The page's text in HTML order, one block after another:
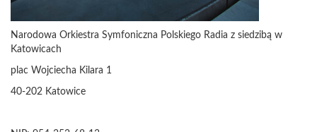
Narodowa Orkiestra Symfoniczna Polskiego Radia z siedzibą w
Katowicach
plac Wojciecha Kilara 1
40-202 Katowice